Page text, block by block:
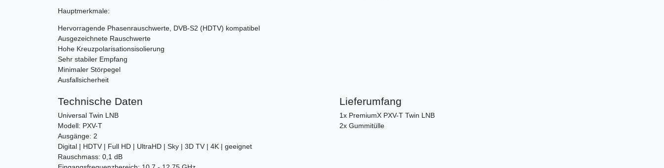
Hauptmerkmale:
Hervorragende Phasenrauschwerte, DVB-S2 (HDTV) kompatibel
Ausgezeichnete Rauschwerte
Hohe Kreuzpolarisationsisolierung
Sehr stabiler Empfang
Minimaler Störpegel
Ausfallsicherheit
Technische Daten
Universal Twin LNB
Modell: PXV-T
Ausgänge: 2
Digital | HDTV | Full HD | UltraHD | Sky | 3D TV | 4K | geeignet
Rauschmass: 0,1 dB
Lieferumfang
1x PremiumX PXV-T Twin LNB
2x Gummitülle